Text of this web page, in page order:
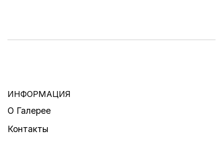
ИНФОРМАЦИЯ
О Галерее
Контакты